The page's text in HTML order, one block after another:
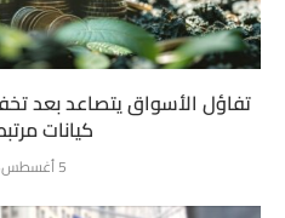
تفاؤل الأسواق يتصاعد بعد
كيانات
5 أغسطس، 2026